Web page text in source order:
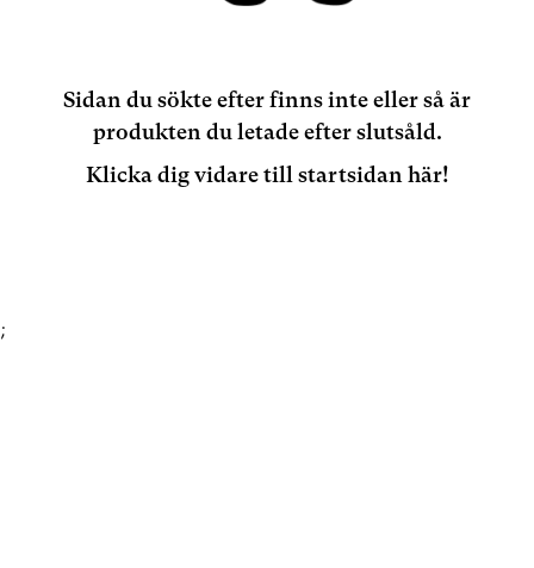
Sidan du sökte efter finns inte eller så är
produkten du letade efter slutsåld.
Klicka dig vidare till startsidan här!
;